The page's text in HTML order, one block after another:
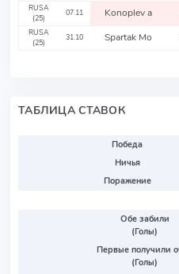
RUSA
(25)
07.11 Konoplev a
RUSA
(25)
31.10 Spartak Mo
ТАБЛИЦА СТАВОК
Победа
Ничья
Поражение
Обе забили
(Голы)
Первые получили
(Голы)